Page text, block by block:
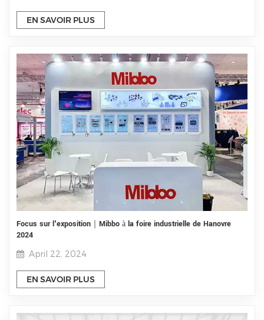
EN SAVOIR PLUS
Focus sur l'exposition｜Mibbo à la foire industrielle de Hanovre
2024
April 22, 2024
EN SAVOIR PLUS